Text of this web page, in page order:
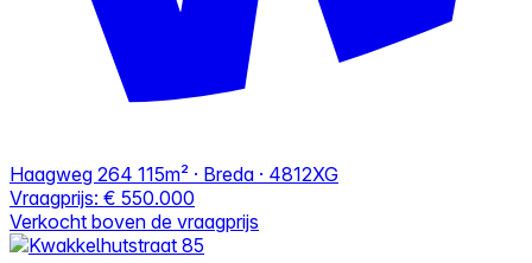
Haagweg 264 115m² · Breda · 4812XG
Vraagprijs: € 550.000
Verkocht boven de vraagprijs